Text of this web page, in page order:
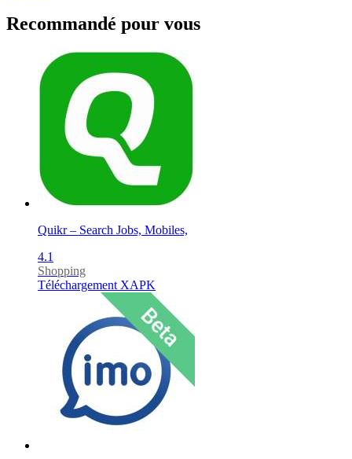
Recommandé pour vous
Quikr – Search Jobs, Mobiles,
4.1
Shopping
Téléchargement XAPK